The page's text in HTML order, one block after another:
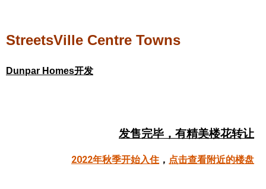
卖房指南
贷款指南
StreetsVille Centre Towns
Dunpar Homes开发
发售完毕，有精美楼花转让
2022年秋季开始入住 ， 点击查看附近的楼盘